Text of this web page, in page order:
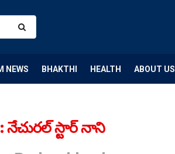
NEWS BHAKTHI HEALTH ABOUT US
నేచురల్ స్టార్ నాని